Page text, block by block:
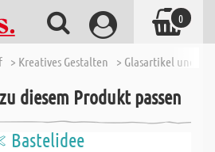
> Kreatives Gestalten > Glasartikel und
diesem Produkt passen
Bastelidee
0